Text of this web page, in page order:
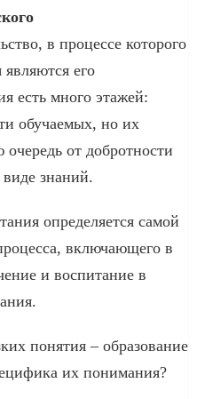
в процессе которого
являются его
есть много этажей:
обучаемых, но их
от добротности
знаний.
определяется самой
включающего в
и воспитание в
понятия – образование
их понимания?